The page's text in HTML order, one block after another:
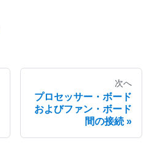
次へ
プロセッサー・ボード
およびファン・ボード
間の接続